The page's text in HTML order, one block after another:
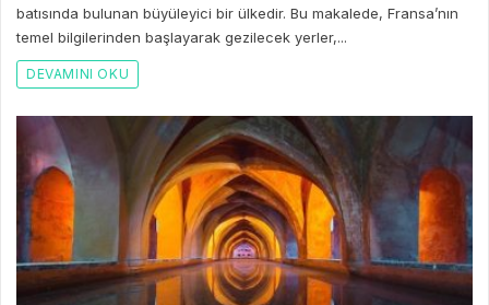
batısında bulunan büyüleyici bir ülkedir. Bu makalede, Fransa’nın
temel bilgilerinden başlayarak gezilecek yerler,...
DEVAMINI OKU